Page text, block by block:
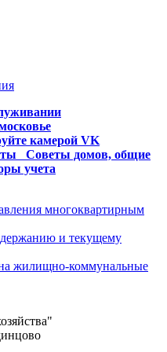
камерой VK
Советы домов, общие
учета
многоквартирным
и текущему
жилищно-коммунальные